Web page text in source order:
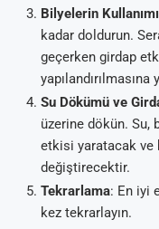
Bilyelerin Kullanımı
kadar doldurun.
geçerken girdap
yapılandırılmasına
Su Dökümü ve
üzerine dökün. Su,
etkisi yaratacak ve
değiştirecektir.
Tekrarlama: En iyi
kez tekrarlayın.